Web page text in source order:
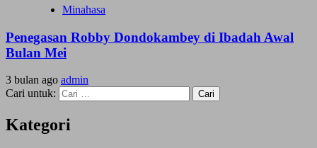
Minahasa
Penegasan Robby Dondokambey di Ibadah Awal
Bulan Mei
3 bulan ago admin
Cari untuk:
Kategori